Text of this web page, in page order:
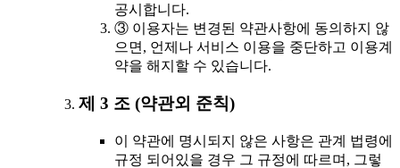
공시합니다.
③ 이용자는 변경된 약관사항에 동의하지 않
으면, 언제나 서비스 이용을 중단하고 이용계
약을 해지할 수 있습니다.
제 3 조 (약관외 준칙)
이 약관에 명시되지 않은 사항은 관계 법령에
규정 되어있을 경우 그 규정에 따르며, 그렇